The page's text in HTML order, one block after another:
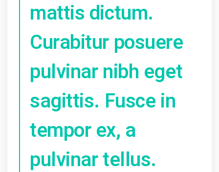
mattis dictum.
Curabitur posuere
pulvinar nibh eget
sagittis. Fusce in
tempor ex, a
pulvinar tellus.